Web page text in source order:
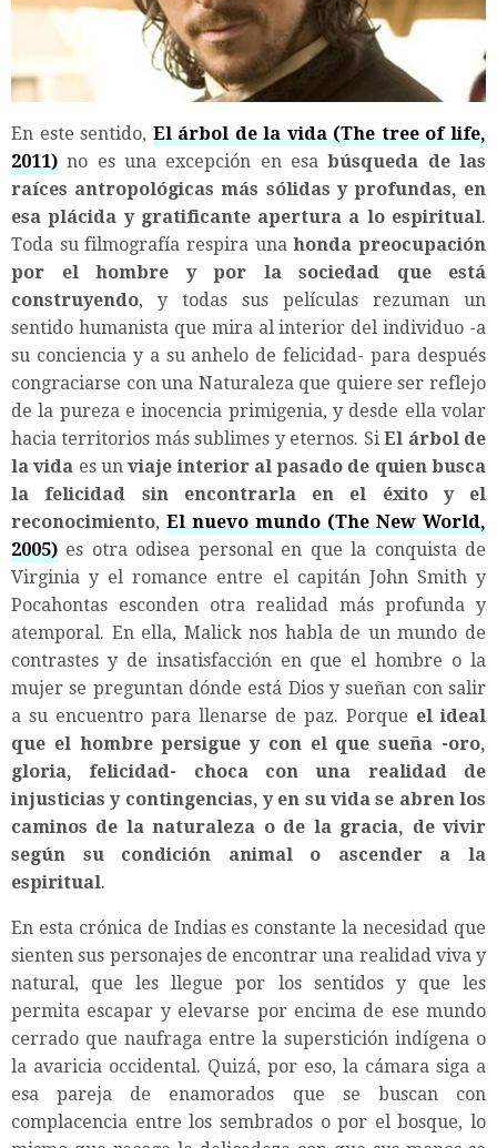
En este sentido, El árbol de la vida (The tree of life,
2011) no es una excepción en esabúsqueda de las
raíces antropológicas más sólidas y profundas, en
esa plácida y gratificante apertura a lo espiritual.
Toda su filmografía respira unahonda preocupación
por el hombre y por la sociedad que está
construyendo, y todas sus películas rezuman un
sentido humanista que mira al interior del individuo -a
su conciencia y a su anhelo de felicidad- para después
congraciarse con una Naturaleza que quiere ser reflejo
de la pureza e inocencia primigenia, y desde ella volar
hacia territorios más sublimes y eternos. SiEl árbol de
la vida es unviaje interior al pasado de quien busca
la felicidad sin encontrarla en el éxito y el
reconocimiento, El nuevo mundo (The New World,
2005) es otra odisea personal en que la conquista de
Virginia y el romance entre el capitán John Smith y
Pocahontas esconden otra realidad más profunda y
atemporal. En ella, Malick nos habla de un mundo de
contrastes y de insatisfacción en que el hombre o la
mujer se preguntan dónde está Dios y sueñan con salir
a su encuentro para llenarse de paz. Porque el ideal
que el hombre persigue y con el que sueña -oro,
gloria, felicidad- choca con una realidad de
injusticias y contingencias, y en su vida se abren los
caminos de la naturaleza o de la gracia, de vivir
según su condición animal o ascender a la
espiritual.
En esta crónica de Indias es constante la necesidad que
sienten sus personajes de encontrar una realidad viva y
natural, que les llegue por los sentidos y que les
permita escapar y elevarse por encima de ese mundo
cerrado que naufraga entre la superstición indígena o
la avaricia occidental. Quizá, por eso, la cámara siga a
esa pareja de enamorados que se buscan con
complacencia entre los sembrados o por el bosque, lo